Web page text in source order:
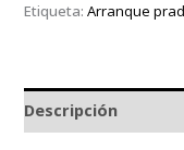
Etiqueta:Arranque
Descripción